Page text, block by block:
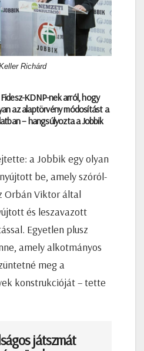
Richárd
KDNP-nek arról, hogy
az alaptörvény módosítást a
– hangsúlyozta a Jobbik
a Jobbik egy olyan
be, amely szóról-
Orbán Viktor által
és leszavazott
Egyetlen plusz
amely alkotmányos
meg a
konstrukcióját – tette
játszmát